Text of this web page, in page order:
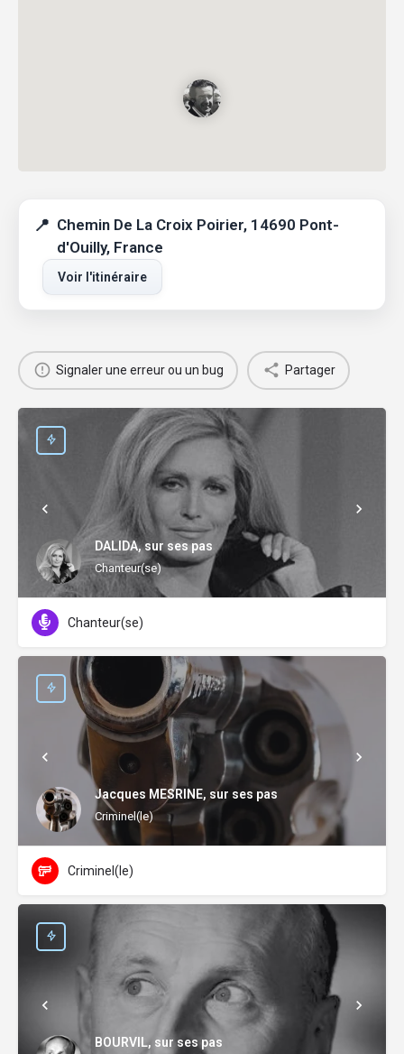
Chemin De La Croix Poirier, 14690 Pont-
d'Ouilly, France
Voir l'itinéraire
Signaler une erreur ou un bug Partager
DALIDA, sur ses pas
Chanteur(se)
Chanteur(se)
Jacques MESRINE, sur ses pas
Criminel(le)
Criminel(le)
BOURVIL, sur ses pas